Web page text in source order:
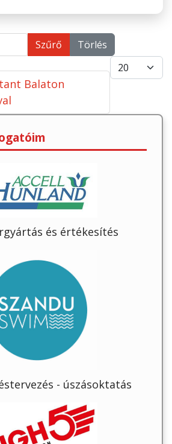
Szűrő Törlés
Tételek #
Balaton
és értékesítés
- úszásoktatás